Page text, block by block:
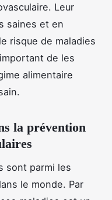
Leur
saines et en
risque de maladies
de les
alimentaire
la prévention
sont parmi les
le monde. Par